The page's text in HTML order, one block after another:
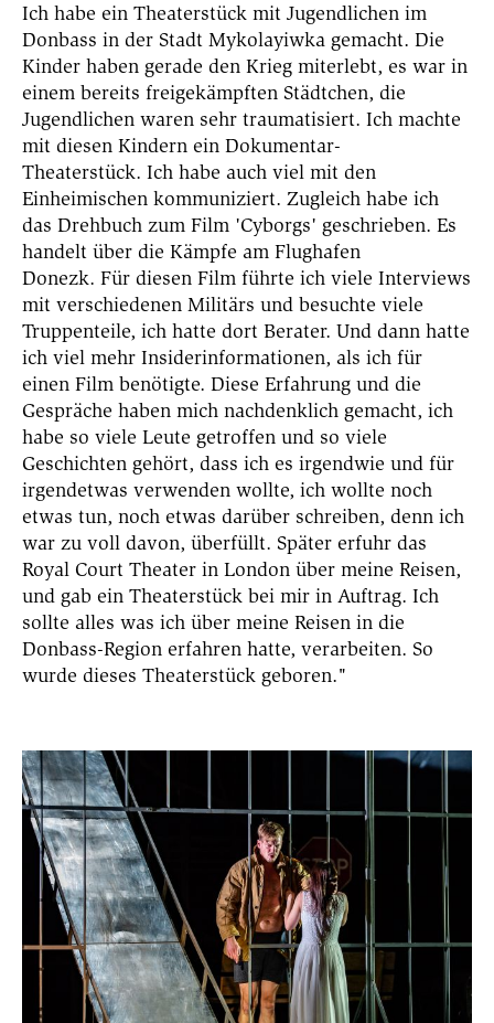
Ich habe ein Theaterstück mit Jugendlichen im
Donbass in der Stadt Mykolayiwka gemacht. Die
Kinder haben gerade den Krieg miterlebt, es war in
einem bereits freigekämpften Städtchen, die
Jugendlichen waren sehr traumatisiert. Ich machte
mit diesen Kindern ein Dokumentar-
Theaterstück. Ich habe auch viel mit den
Einheimischen kommuniziert. Zugleich habe ich
das Drehbuch zum Film 'Cyborgs' geschrieben. Es
handelt über die Kämpfe am Flughafen
Donezk. Für diesen Film führte ich viele Interviews
mit verschiedenen Militärs und besuchte viele
Truppenteile, ich hatte dort Berater. Und dann hatte
ich viel mehr Insiderinformationen, als ich für
einen Film benötigte. Diese Erfahrung und die
Gespräche haben mich nachdenklich gemacht, ich
habe so viele Leute getroffen und so viele
Geschichten gehört, dass ich es irgendwie und für
irgendetwas verwenden wollte, ich wollte noch
etwas tun, noch etwas darüber schreiben, denn ich
war zu voll davon, überfüllt. Später erfuhr das
Royal Court Theater in London über meine Reisen,
und gab ein Theaterstück bei mir in Auftrag. Ich
sollte alles was ich über meine Reisen in die
Donbass-Region erfahren hatte, verarbeiten. So
wurde dieses Theaterstück geboren."